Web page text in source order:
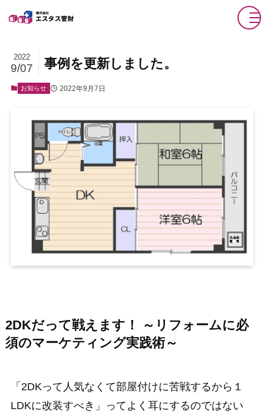
事例を更新しました。
2022
9/07
お知らせ 2022年9月7日
2DKだって戦えます！ ～リフォームに必
須のマーケティング実践術～
「2DKって人気なくて部屋付けに苦戦するから１
LDKに改装すべき」ってよく耳にするのではない